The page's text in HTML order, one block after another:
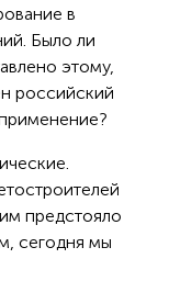
в
Было ли
этому,
российский
предстояло
сегодня мы